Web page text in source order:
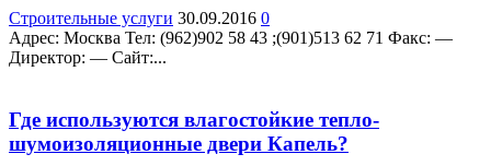
Строительные услуги 30.09.2016 0
Адрес: Москва Teл: (962)902 58 43 ;(901)513 62 71 Факс: —
Директор: — Сайт:...
Где используются влагостойкие тепло-
шумоизоляционные двери Капель?